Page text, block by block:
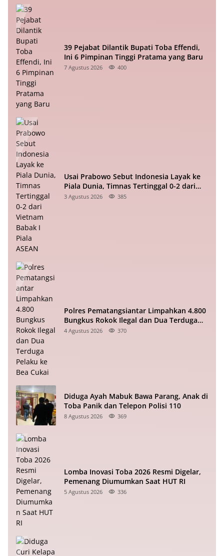
39 Pejabat Dilantik Bupati Toba Effendi,
Ini 6 Pimpinan Tinggi Pratama yang Baru
7 Agustus 2026 400
Usai Prabowo Sebut Indonesia Layak ke
Piala Dunia, Timnas Tertinggal 0-2 dari
Vietnam Babak I Piala ASEAN
3 Agustus 2026 385
Polres Pematangsiantar Limpahkan 4.800
Bungkus Rokok Ilegal dan Dua Terduga
Pelaku ke Bea Cukai
4 Agustus 2026 370
Diduga Ayah Mabuk Bawa Parang, Anak di
Toba Panik dan Telepon Polisi 110
8 Agustus 2026 369
Lomba Inovasi Toba 2026 Resmi Digelar,
Pemenang Diumumkan Saat HUT RI
5 Agustus 2026 336